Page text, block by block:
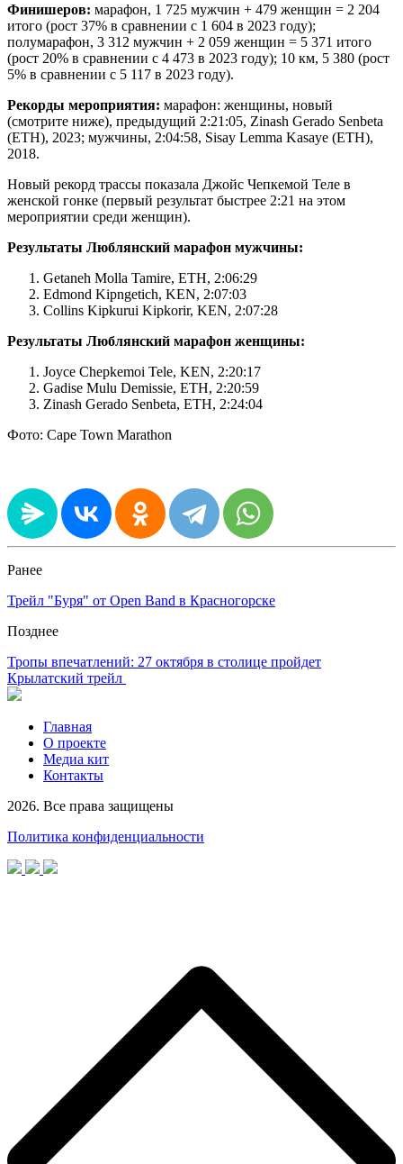
Финишеров: марафон, 1 725 мужчин + 479 женщин = 2 204
итого (рост 37% в сравнении с 1 604 в 2023 году);
полумарафон, 3 312 мужчин + 2 059 женщин = 5 371 итого
(рост 20% в сравнении с 4 473 в 2023 году); 10 км, 5 380 (рост
5% в сравнении с 5 117 в 2023 году).
Рекорды мероприятия: марафон: женщины, новый
(смотрите ниже), предыдущий 2:21:05, Zinash Gerado Senbeta
(ETH), 2023; мужчины, 2:04:58, Sisay Lemma Kasaye (ETH),
2018.
Новый рекорд трассы показала Джойс Чепкемой Теле в
женской гонке (первый результат быстрее 2:21 на этом
мероприятии среди женщин).
Результаты Люблянский марафон мужчины:
Getaneh Molla Tamire, ETH, 2:06:29
Edmond Kipngetich, KEN, 2:07:03
Collins Kipkurui Kipkorir, KEN, 2:07:28
Результаты Люблянский марафон женщины:
Joyce Chepkemoi Tele, KEN, 2:20:17
Gadise Mulu Demissie, ETH, 2:20:59
Zinash Gerado Senbeta, ETH, 2:24:04
Фото: Cape Town Marathon
Ранее
Трейл "Буря" от Open Band в Красногорске
Позднее
Тропы впечатлений: 27 октября в столице пройдет
Крылатский трейл
Главная
О проекте
Медиа кит
Контакты
2026. Все права защищены
Политика конфиденциальности